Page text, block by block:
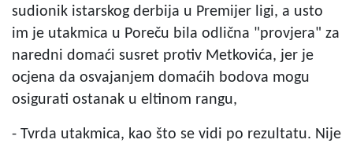
sudionik istarskog derbija u Premijer ligi, a usto
im je utakmica u Poreču bila odlična "provjera" za
naredni domaći susret protiv Metkovića, jer je
ocjena da osvajanjem domaćih bodova mogu
osigurati ostanak u eltinom rangu,
- Tvrda utakmica, kao što se vidi po rezultatu. Nije